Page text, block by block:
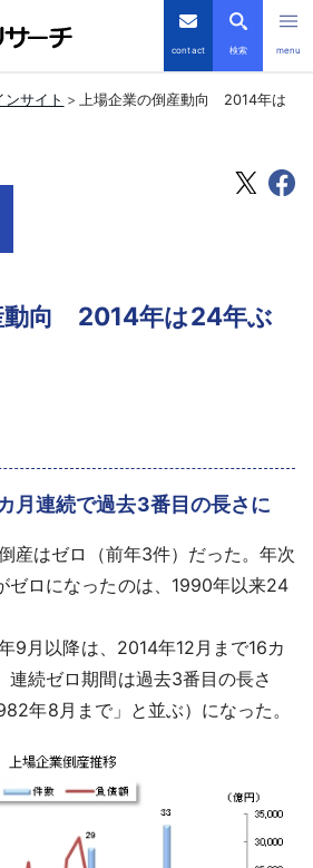
contact 検索 menu
事例
あるご質問
ンサイト
上場企業の倒産動向 2014年は
動向 2014年は24年ぶ
連続で過去3番目の長さに
産はゼロ（前年3件）だった。年次
ゼロになったのは、1990年以来24
9月以降は、2014年12月まで16カ
連続ゼロ期間は過去3番目の長さ
年8月まで」と並ぶ）になった。